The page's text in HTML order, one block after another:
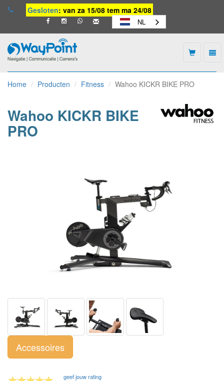
Gesloten: van za 15/08 tem ma 24/08
NL
-
naar
Home Producten Fitness Wahoo KICKR BIKE PRO
Wahoo KICKR BIKE
PRO
Accessoires
geef jouw rating